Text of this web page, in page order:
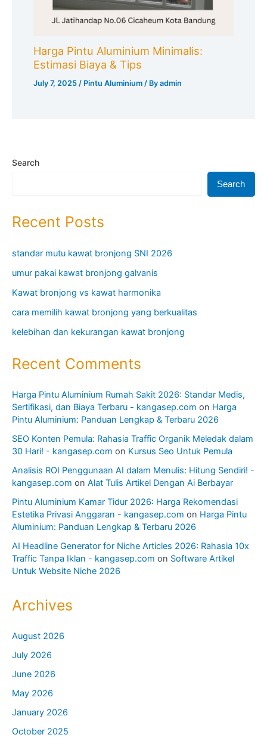
Harga Pintu Aluminium Minimalis:
Estimasi Biaya & Tips
July 7, 2025/ Pintu Aluminium / Byadmin
Search
Search
Recent Posts
standar mutu kawat bronjong SNI 2026
umur pakai kawat bronjong galvanis
Kawat bronjong vs kawat harmonika
cara memilih kawat bronjong yang berkualitas
kelebihan dan kekurangan kawat bronjong
Recent Comments
Harga Pintu Aluminium Rumah Sakit 2026: Standar Medis,
Sertifikasi, dan Biaya Terbaru - kangasep.com on Harga
Pintu Aluminium: Panduan Lengkap & Terbaru 2026
SEO Konten Pemula: Rahasia Traffic Organik Meledak dalam
30 Hari! - kangasep.com on Kursus Seo Untuk Pemula
Analisis ROI Penggunaan AI dalam Menulis: Hitung Sendiri! -
kangasep.com on Alat Tulis Artikel Dengan Ai Berbayar
Pintu Aluminium Kamar Tidur 2026: Harga Rekomendasi
Estetika Privasi Anggaran - kangasep.com on Harga Pintu
Aluminium: Panduan Lengkap & Terbaru 2026
AI Headline Generator for Niche Articles 2026: Rahasia 10x
Traffic Tanpa Iklan - kangasep.com on Software Artikel
Untuk Website Niche 2026
Archives
August 2026
July 2026
June 2026
May 2026
January 2026
October 2025